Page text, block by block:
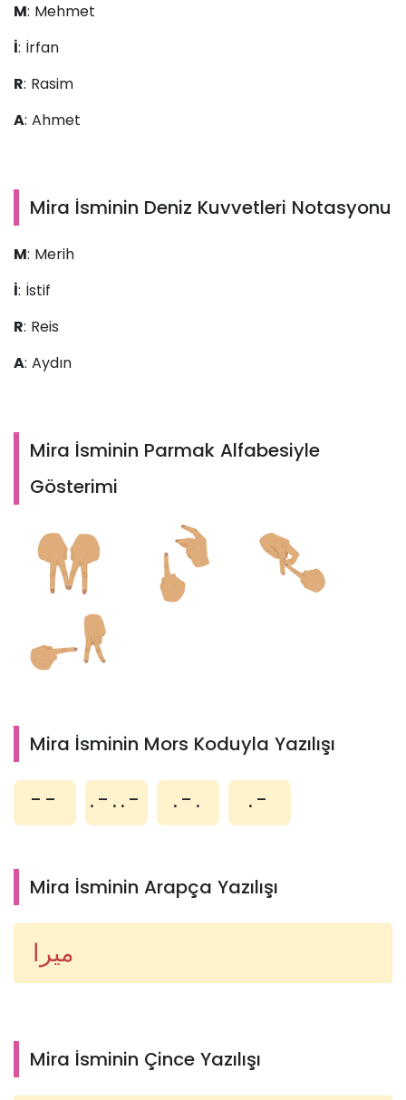
M: Mehmet
İ: İrfan
R: Rasim
A: Ahmet
Mira İsminin Deniz Kuvvetleri Notasyonu
M: Merih
İ: İstif
R: Reis
A: Aydın
Mira İsminin Parmak Alfabesiyle
Gösterimi
Mira İsminin Mors Koduyla Yazılışı
-- .-..- .-. .-
Mira İsminin Arapça Yazılışı
ميرا
Mira İsminin Çince Yazılışı